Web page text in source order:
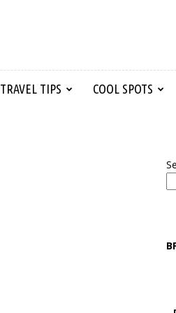
TRAVEL TIPS COOL SPOTS